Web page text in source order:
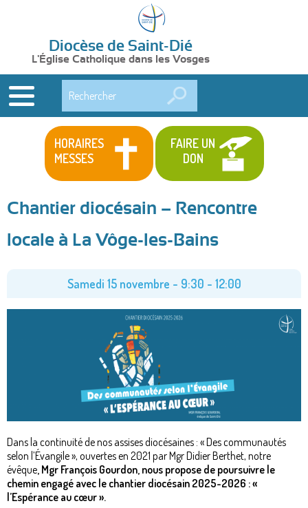
Diocèse de Saint-Dié
L'Église Catholique dans les Vosges
HORAIRES
MESSES
FAIRE UN
DON
Chantier diocésain – Rencontre
locale à La Vôge-les-Bains
Samedi 15 novembre - 9:30 - 12:00
Dans la continuité de nos assises diocésaines : « Des communautés
selon l’Évangile », ouvertes en 2021 par Mgr Didier Berthet, notre
évêque , Mgr François Gourdon, nous propose de poursuivre le
chemin engagé avec le chantier diocésain 2025-2026 : «
l’Espérance au cœur ».